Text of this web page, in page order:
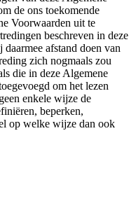
de ons toekomende
Voorwaarden uit te
beschreven in deze
afstand doen van
zich nogmaals zou
die in deze Algemene
om het lezen
enkele wijze de
beperken,
op welke wijze dan ook